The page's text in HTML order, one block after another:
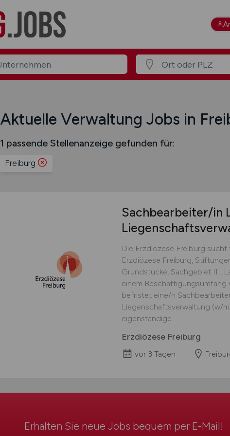
Aktuelle Verwaltung Jobs in
1 passende Stellenanzeige gefunden für:
Freiburg
Sachbearbeiter/in
Die Erzdiözese Freiburg
Erzdiözese Freiburg,
Grundstücke, Sachgebiet III,
einem Beschäftigungsumfang
befristet eine/n
Liegenschaftsverwaltung (w/
eigenständige...
Erzdiözese Freiburg
vor 3 Tagen
Erhalten Sie neue Jobs bequem per E-Mail!